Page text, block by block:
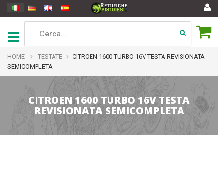
HOME TESTATE
CITROEN 1600 TURBO 16V TESTA REVISIONATA
SEMICOMPLETA
CITROEN 1600 TURBO 16V TESTA
REVISIONATA SEMICOMPLETA